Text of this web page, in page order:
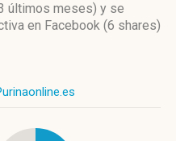
últimos meses) y se
en Facebook (6 shares)